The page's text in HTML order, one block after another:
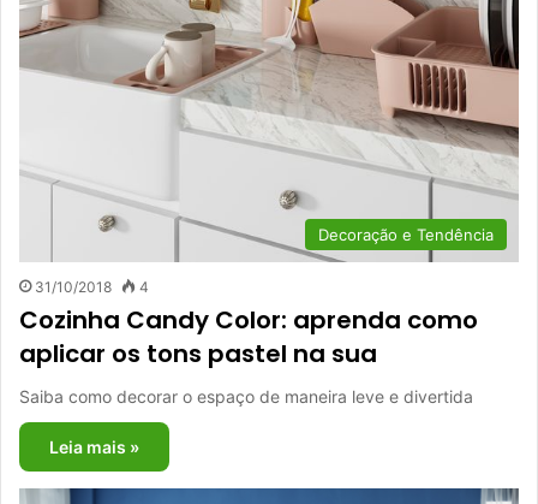
Decoração e Tendência
31/10/2018 4
Cozinha Candy Color: aprenda como
aplicar os tons pastel na sua
Saiba como decorar o espaço de maneira leve e divertida
Leia mais »